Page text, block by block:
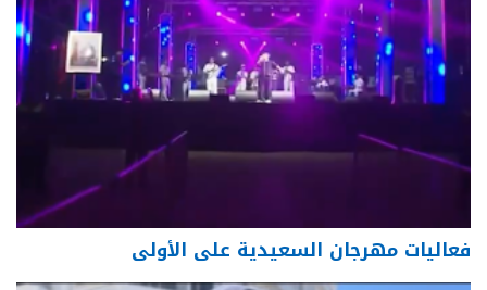
فعاليات مهرجان السعيدية على الأولى